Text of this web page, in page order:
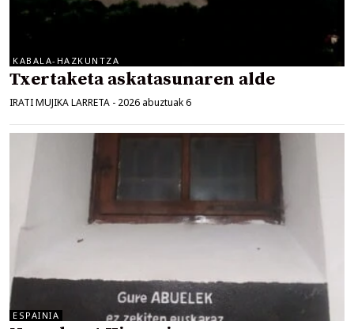
KABALA-HAZKUNTZA
Txertaketa askatasunaren alde
IRATI MUJIKA LARRETA - 2026 abuztuak 6
ESPAINIA